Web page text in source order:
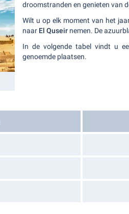
droomstranden en genieten van
Wilt u op elk moment van het
naar El Quseir nemen. De
In de volgende tabel vindt u
genoemde plaatsen.